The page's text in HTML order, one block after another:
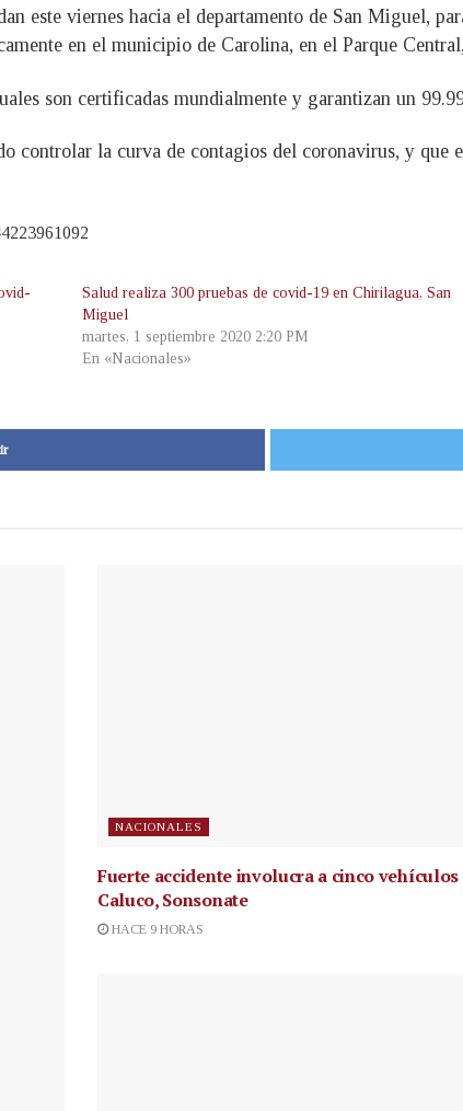
este viernes hacia el departamento de San Miguel,
en el municipio de Carolina, en el Parque
son certificadas mundialmente y garantizan un
controlar la curva de contagios del coronavirus, y
Salud realiza 300 pruebas de covid-19 en Chirilagua, San
Miguel
martes, 1 septiembre 2020 2:20 PM
En «Nacionales»
NACIONALES
Fuerte accidente involucra a cinco vehículos
Caluco, Sonsonate
HACE 9 HORAS